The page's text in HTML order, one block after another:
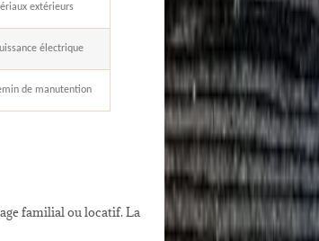
extérieurs
électrique
de manutention
familial ou locatif. La